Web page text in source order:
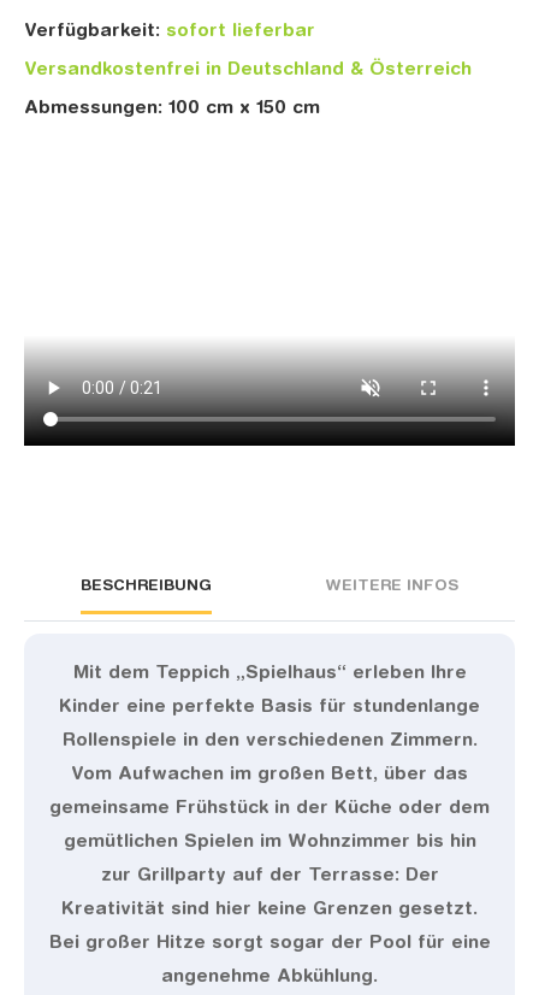
Verfügbarkeit: sofort lieferbar
Versandkostenfrei in Deutschland & Österreich
Abmessungen: 100 cm x 150 cm
BESCHREIBUNG WEITERE INFOS
Mit dem Teppich „Spielhaus“ erleben Ihre
Kinder eine perfekte Basis für stundenlange
Rollenspiele in den verschiedenen Zimmern.
Vom Aufwachen im großen Bett, über das
gemeinsame Frühstück in der Küche oder dem
gemütlichen Spielen im Wohnzimmer bis hin
zur Grillparty auf der Terrasse: Der
Kreativität sind hier keine Grenzen gesetzt.
Bei großer Hitze sorgt sogar der Pool für eine
angenehme Abkühlung.